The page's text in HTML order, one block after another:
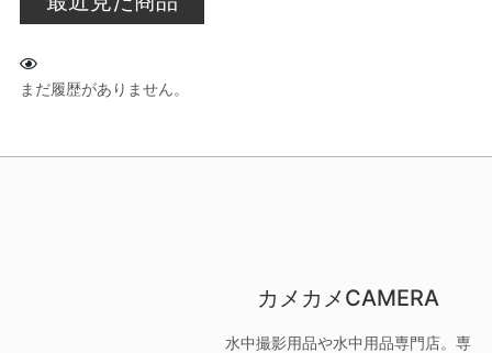
まだ履歴がありません。
カメカメCAMERA
水中撮影用品や水中用品専門店。専